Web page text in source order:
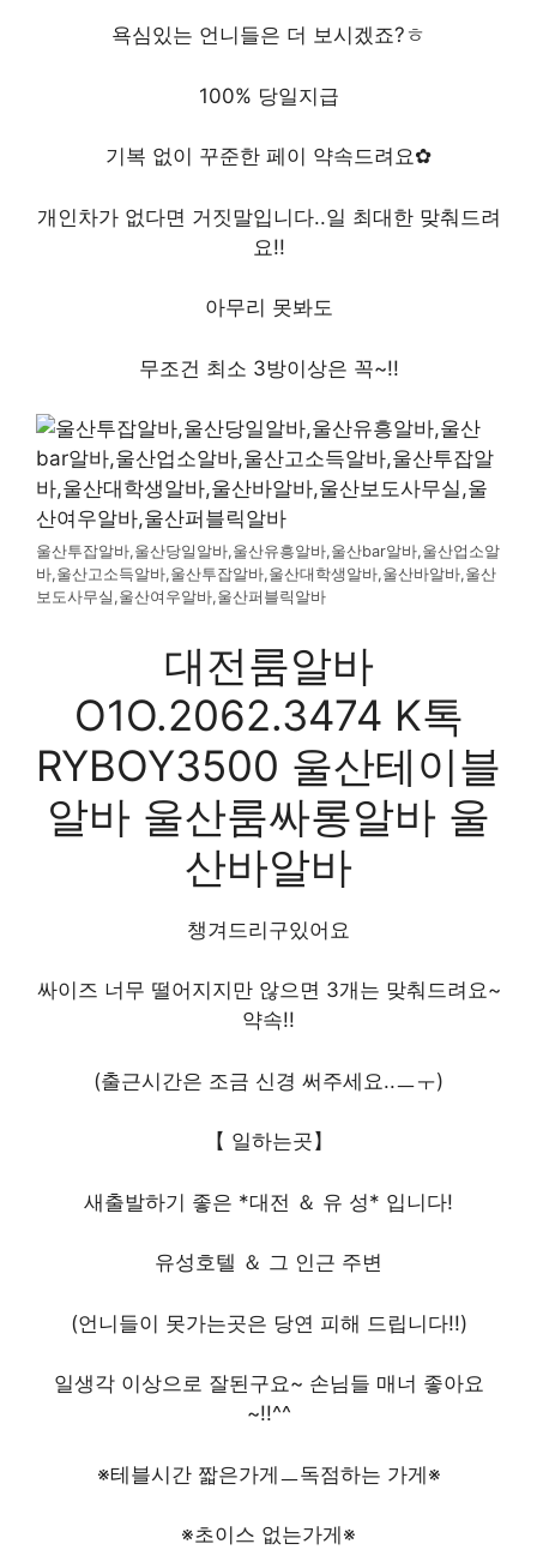
욕심있는 언니들은 더 보시겠죠?ㅎ
100% 당일지급
기복 없이 꾸준한 페이 약속드려요✿
개인차가 없다면 거짓말입니다..일 최대한 맞춰드려
요!!
아무리 못봐도
무조건 최소 3방이상은 꼭~!!
울산투잡알바,울산당일알바,울산유흥알바,울산bar알바,울산업소알
바,울산고소득알바,울산투잡알바,울산대학생알바,울산바알바,울산
보도사무실,울산여우알바,울산퍼블릭알바
대전룸알바
O1O.2062.3474 K톡
RYBOY3500 울산테이블
알바 울산룸싸롱알바 울
산바알바
챙겨드리구있어요
싸이즈 너무 떨어지지만 않으면 3개는 맞춰드려요~
약속!!
(출근시간은 조금 신경 써주세요..ㅡㅜ)
【 일하는곳】
새출발하기 좋은 *대전 ＆ 유 성* 입니다!
유성호텔 ＆ 그 인근 주변
(언니들이 못가는곳은 당연 피해 드립니다!!)
일생각 이상으로 잘된구요~ 손님들 매너 좋아요
~!!^^
※테블시간 짧은가게ㅡ독점하는 가게※
※초이스 없는가게※